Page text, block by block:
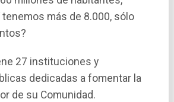
tenemos más de 8.000, sólo
27 instituciones y
dedicadas a fomentar la
de su Comunidad.